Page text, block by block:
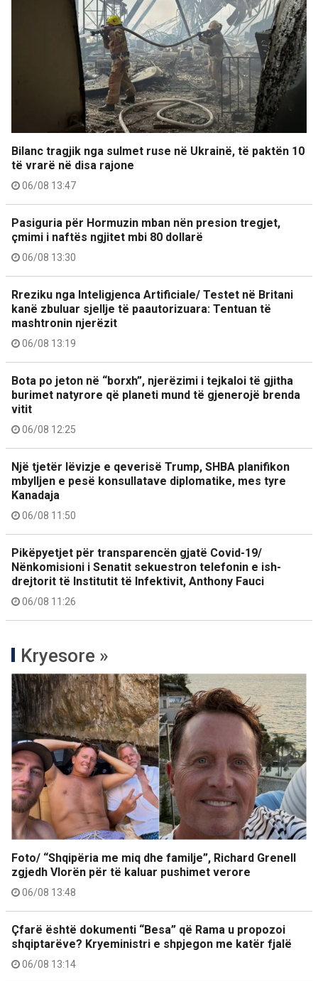
Bilanc tragjik nga sulmet ruse në Ukrainë, të paktën 10
të vrarë në disa rajone
06/08 13:47
Pasiguria për Hormuzin mban nën presion tregjet,
çmimi i naftës ngjitet mbi 80 dollarë
06/08 13:30
Rreziku nga Inteligjenca Artificiale/ Testet në Britani
kanë zbuluar sjellje të paautorizuara: Tentuan të
mashtronin njerëzit
06/08 13:19
Bota po jeton në “borxh”, njerëzimi i tejkaloi të gjitha
burimet natyrore që planeti mund të gjenerojë brenda
vitit
06/08 12:25
Një tjetër lëvizje e qeverisë Trump, SHBA planifikon
mbylljen e pesë konsullatave diplomatike, mes tyre
Kanadaja
06/08 11:50
Pikëpyetjet për transparencën gjatë Covid-19/
Nënkomisioni i Senatit sekuestron telefonin e ish-
drejtorit të Institutit të Infektivit, Anthony Fauci
06/08 11:26
Kryesore »
Foto/ “Shqipëria me miq dhe familje”, Richard Grenell
zgjedh Vlorën për të kaluar pushimet verore
06/08 13:48
Çfarë është dokumenti “Besa” që Rama u propozoi
shqiptarëve? Kryeministri e shpjegon me katër fjalë
06/08 13:14